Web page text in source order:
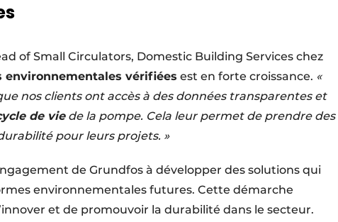
of Small Circulators, Domestic Building Services chez
environnementales vérifiées est en forte croissance. «
nos clients ont accès à des données transparentes et
de viede la pompe. Cela leur permet de prendre des
pour leurs projets. »
de Grundfos à développer des solutions qui
environnementales futures. Cette démarche
et de promouvoir la durabilité dans le secteur.